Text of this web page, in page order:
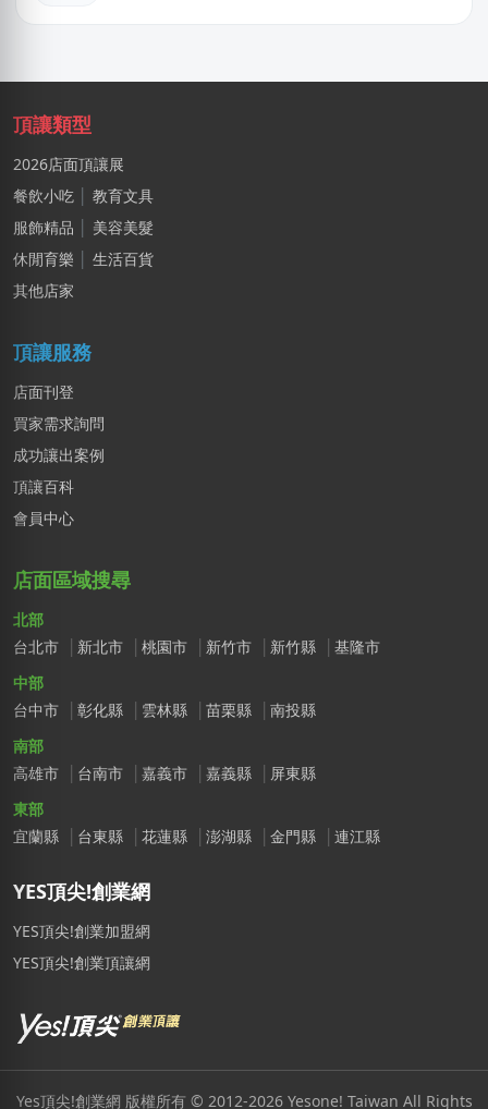
新北市｜預算 30萬~50萬元
頂讓類型
2026店面頂讓展
餐飲小吃
教育文具
服飾精品
美容美髮
休閒育樂
生活百貨
其他店家
頂讓服務
店面刊登
買家需求詢問
成功讓出案例
頂讓百科
會員中心
店面區域搜尋
北部
台北市
新北市 桃園市 新竹市 新竹縣
基隆市
中部
台中市
彰化縣 雲林縣 苗栗縣
南投縣
南部
高雄市
台南市 嘉義市 嘉義縣
屏東縣
東部
宜蘭縣
台東縣 花蓮縣 澎湖縣 金門縣 連江縣
YES頂尖!創業網
YES頂尖!創業加盟網
YES頂尖!創業頂讓網
Yes頂尖!創業網 版權所有 © 2012-2026 Yesone! Taiwan All Rights